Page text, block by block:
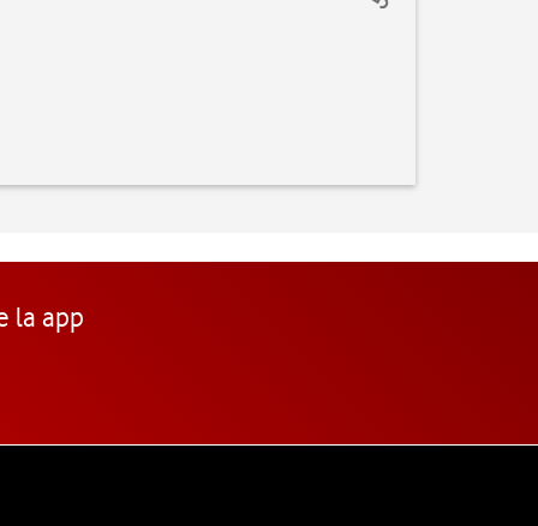
la app